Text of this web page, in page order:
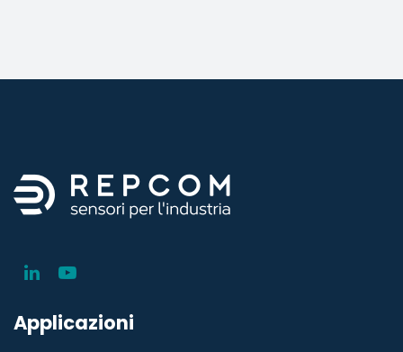
Applicazioni